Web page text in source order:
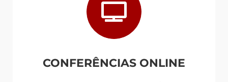
CONFERÊNCIAS ONLINE